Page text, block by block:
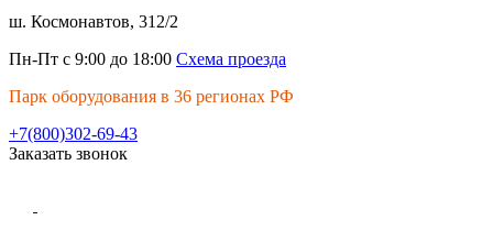
ш. Космонавтов, 312/2
Пн-Пт с 9:00 до 18:00 Схема проезда
Парк оборудования в 36 регионах РФ
+7(800)302-69-43
Заказать звонок